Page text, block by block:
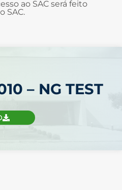
ao SAC será feito
SAC.
– NG TEST